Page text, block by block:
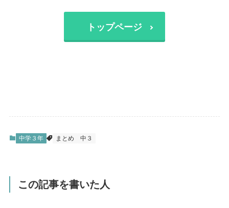
トップページ
中学３年 まとめ 中３
この記事を書いた人